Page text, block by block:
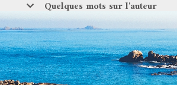
Quelques mots sur l'auteur